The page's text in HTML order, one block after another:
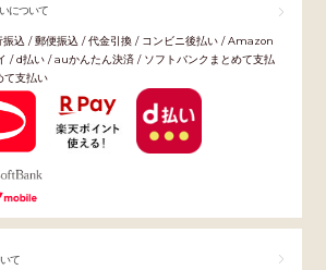
について
振込 / 郵便振込 / 代金引換 / コンビニ後払い / Amazon
/ d払い / auかんたん決済 / ソフトバンクまとめて支払
て支払い
て